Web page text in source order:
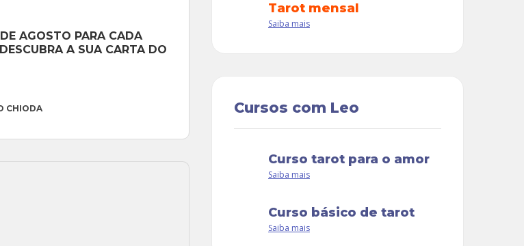
AGOSTO PARA CADA
A SUA CARTA DO
CHIODA
tarot mensal
Saiba mais
Cursos com Leo
curso tarot para o amor
Saiba mais
curso básico de tarot
Saiba mais